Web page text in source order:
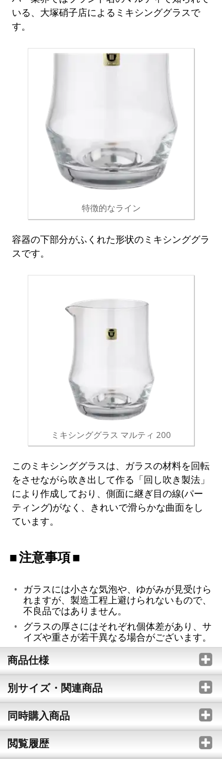
いる、大塚硝子店によるミキシンググラスで
す。
特徴的なライン
容器の下部分がふくれた形状のミキシンググラ
スです。
ミキシンググラス マルティ 200
このミキシンググラスは、ガラスの材料を回転
をさせながら吹き出して作る「回し吹き製法」
により作成しており、側面に継ぎ目の線(パー
ティング)がなく、きれいで滑らかな曲面をし
ています。
注意事項
ガラスには小さな気泡や、ゆがみが見受けら
れますが、製造工程上避けられないもので、
不良品ではありません。
グラスの厚さにはそれぞれ個体差があり、サ
イズや重さが若干異なる場合がございます。
商品仕様
別サイズ・関連商品
同時購入商品
閲覧履歴